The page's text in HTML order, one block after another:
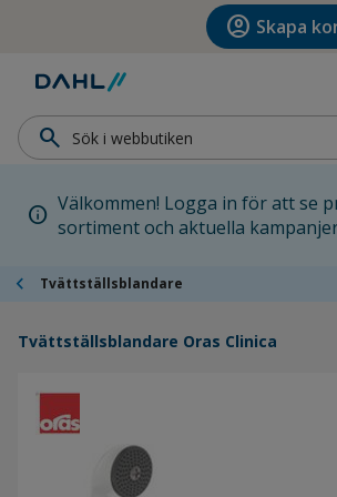
Hoppa till huvudinnehållet account_circle Skapa
search
info Välkommen! Logga in för att se
sortiment och aktuella
chevron_left Tvättställsblandare
Tvättställsblandare Oras Clinica